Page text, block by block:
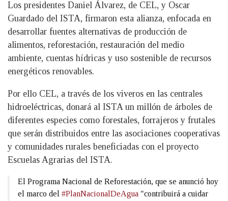
Los presidentes Daniel Álvarez, de CEL, y Oscar
Guardado del ISTA, firmaron esta alianza, enfocada en
desarrollar fuentes alternativas de producción de
alimentos, reforestación, restauración del medio
ambiente, cuentas hídricas y uso sostenible de recursos
energéticos renovables.
Por ello CEL, a través de los viveros en las centrales
hidroeléctricas, donará al ISTA un millón de árboles de
diferentes especies como forestales, forrajeros y frutales
que serán distribuidos entre las asociaciones cooperativas
y comunidades rurales beneficiadas con el proyecto
Escuelas Agrarias del ISTA.
El Programa Nacional de Reforestación, que se anunció hoy
el marco del #PlanNacionalDeAgua "contribuirá a cuidar